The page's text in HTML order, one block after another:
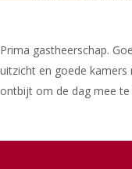
Prima gastheerschap.
uitzicht en goede kamers
ontbijt om de dag mee te